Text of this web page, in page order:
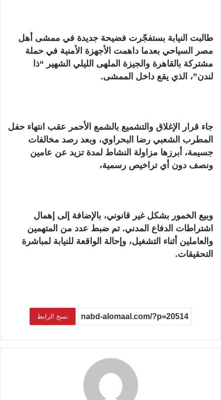
طالبت النيابة بستفجّرت فضيحة جديدة في ممشى أهل
مصر السياحي بعدما داهمت الأجهزة الأمنية في حملة
مشتركة بالقاهرة والجيزة الملهى الليلي الشهير “ذا
لندن”، الذي يقع داخل الممشى.
جاء قرار الإغلاق والتشميع بالشمع الأحمر عقب انتهاء حفل
المطرب الشعبي رضا البحراوي، وبعد رصد مخالفات
جسيمة، أبرزها مزاولة النشاط لمدة تزيد عن عامين
ونصف دون أي تراخيص رسمية،
وبيع الخمور بشكل غير قانوني، بالإضافة إلى إهمال
اشتراطات الدفاع المدني. تم ضبط عدد من المتهمين
والعاملين أثناء التشغيل، وإحالة الواقعة للنيابة لمباشرة
التحقيقات.
نسخ الرابط